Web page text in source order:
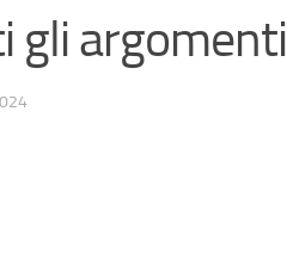
gli argomenti